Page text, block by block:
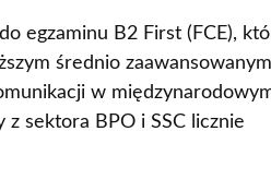
egzaminu B2 First (FCE),
średnio
w
sektora BPO i SSC licznie